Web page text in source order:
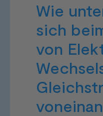
Wie
sich
von